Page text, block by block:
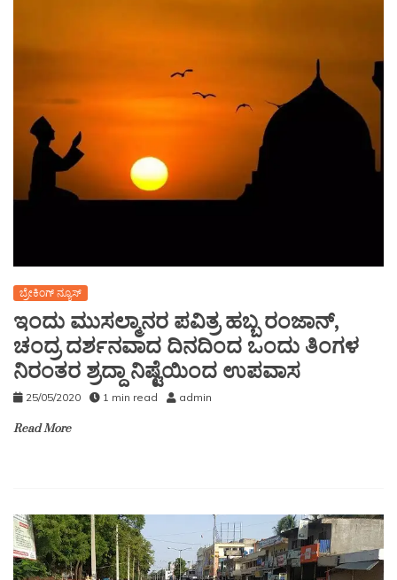
ಬ್ರೇಕಿಂಗ್ ನ್ಯೂಸ್
ಇಂದು ಮುಸಲ್ಮಾನರ ಪವಿತ್ರ ಹಬ್ಬ ರಂಜಾನ್,
ಚಂದ್ರ ದರ್ಶನವಾದ ದಿನದಿಂದ ಒಂದು ತಿಂಗಳ
ನಿರಂತರ ಶ್ರದ್ದಾ ನಿಷ್ಟೆಯಿಂದ ಉಪವಾಸ
25/05/2020 1 min read admin
Read More